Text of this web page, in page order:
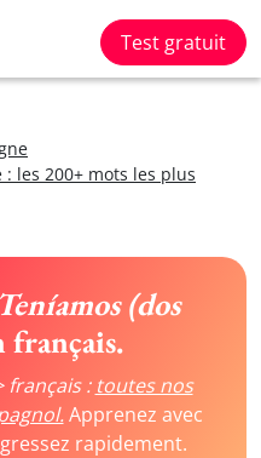
Test gratuit
les 200+ mots les plus
Teníamos (dos
français.
français : toutes nos
Apprenez avec
rapidement.